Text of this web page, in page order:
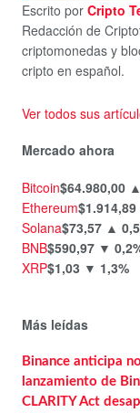
Escrito por Cripto
Redacción de
criptomonedas y
cripto en español.
Ver todos sus
Mercado ahora
Bitcoin$64.980,00
Ethereum$1.914,89
Solana$73,57 ▲
BNB$590,97 ▼
XRP$1,03 ▼ 1,3%
Más leídas
Binance anticipa
lanzamiento de
CLARITY Act